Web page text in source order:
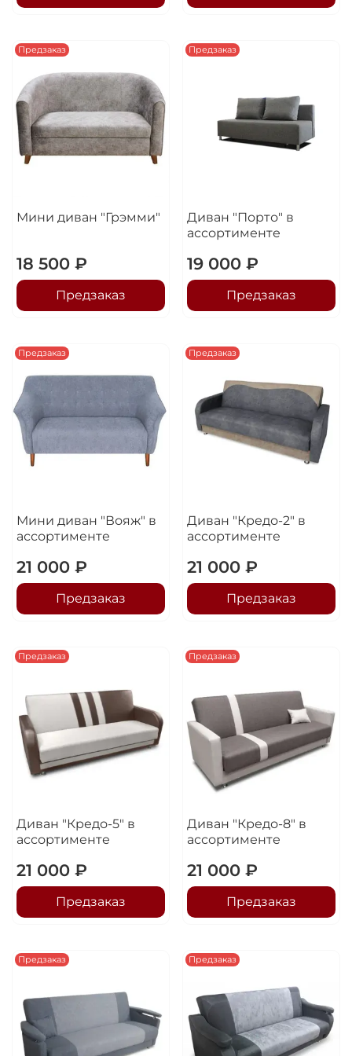
Предзаказ
Мини диван "Грэмми"
18 500 ₽
Предзаказ
Предзаказ
Диван "Порто" в
ассортименте
19 000 ₽
Предзаказ
Предзаказ
Мини диван "Вояж" в
ассортименте
21 000 ₽
Предзаказ
Предзаказ
Диван "Кредо-2" в
ассортименте
21 000 ₽
Предзаказ
Предзаказ
Диван "Кредо-5" в
ассортименте
21 000 ₽
Предзаказ
Предзаказ
Диван "Кредо-8" в
ассортименте
21 000 ₽
Предзаказ
Предзаказ Предзаказ